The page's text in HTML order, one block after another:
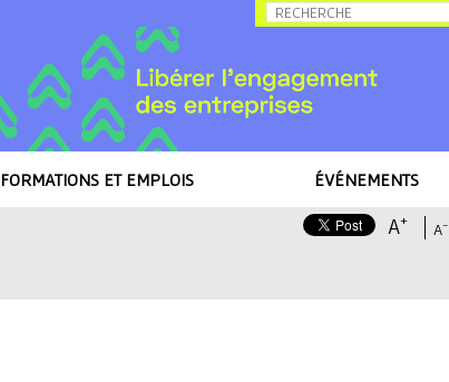
Allez au contenu
FORMATIONS ET EMPLOIS ÉVÉNEMENTS
A-
A+